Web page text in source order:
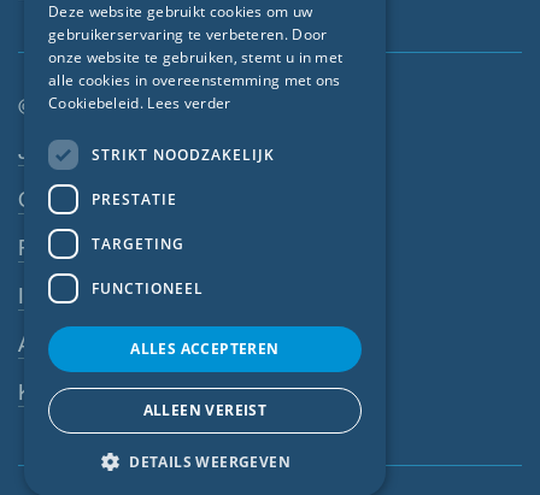
© SIGA 2026
Footer-navigatie
Jobs
Contact
Privacyverklaring
Impressum
AV
Klokkenluiderssysteem
FRENCH
CZECH
NORWEGIAN
Deze website gebruikt cookies om uw
gebruikerservaring te verbeteren. Door
onze website te gebruiken, stemt u in met
alle cookies in overeenstemming met ons
Cookiebeleid. Lees verder
STRIKT NOODZAKELIJK
PRESTATIE
TARGETING
FUNCTIONEEL
ALLES ACCEPTEREN
ALLEEN VEREIST
DETAILS WEERGEVEN